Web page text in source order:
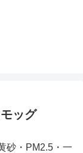
ッグ
砂・PM2.5・一